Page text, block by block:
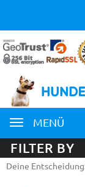
MENÜ
FILTER BY
Deine